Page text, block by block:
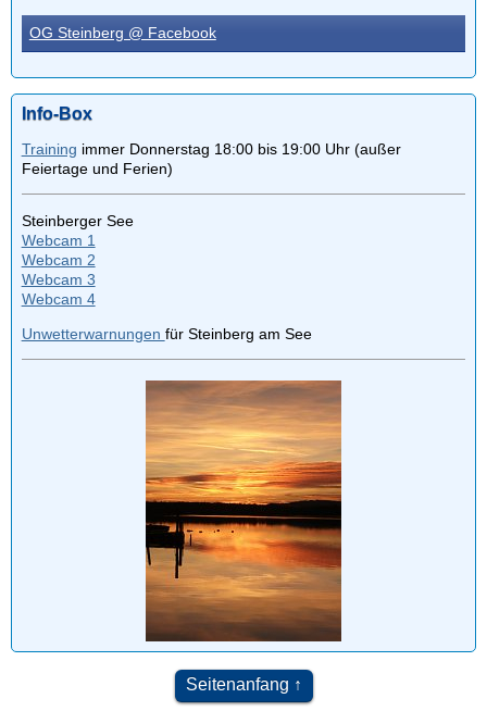
OG Steinberg @ Facebook
Info-Box
Training immer Donnerstag 18:00 bis 19:00 Uhr (außer
Feiertage und Ferien)
Steinberger See
Webcam 1
Webcam 2
Webcam 3
Webcam 4
Unwetterwarnungen für Steinberg am See
Seitenanfang